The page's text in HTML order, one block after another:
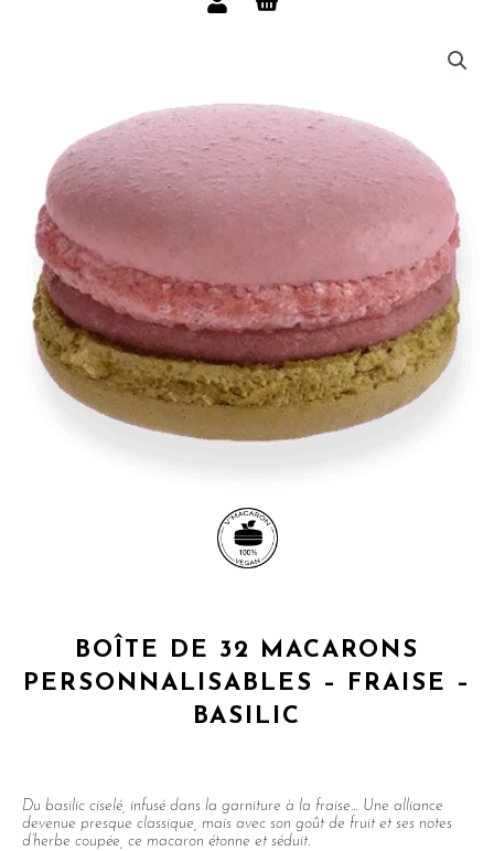
BOÎTE DE 32 MACARONS
PERSONNALISABLES – FRAISE –
BASILIC
Du basilic ciselé, infusé dans la garniture à la fraise… Une alliance
devenue presque classique, mais avec son goût de fruit et ses notes
d’herbe coupée, ce macaron étonne et séduit.